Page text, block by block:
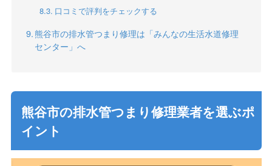
口コミで評判をチェックする
熊谷市の排水管つまり修理は「みんなの生活水道修理
センター」へ
熊谷市の排水管つまり修理業者を選ぶポ
イント